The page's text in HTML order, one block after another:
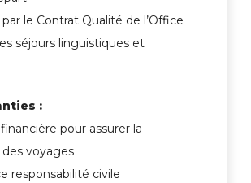
par le Contrat Qualité de l’Office
séjours linguistiques et
:
financière pour assurer la
voyages
responsabilité civile